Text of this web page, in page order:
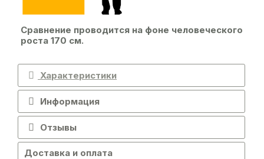
Сравнение проводится на фоне человеческого
роста 170 см.
Характеристики
Информация
Отзывы
Доставка и оплата